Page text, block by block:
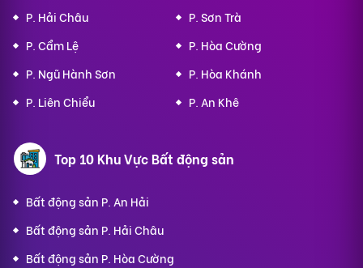
P. Hải Châu
P. Sơn Trà
P. Cẩm Lệ
P. Hòa Cường
P. Ngũ Hành Sơn
P. Hòa Khánh
P. Liên Chiểu
P. An Khê
Top 10 Khu Vực Bất động sản
Bất động sản P. An Hải
Bất động sản P. Hải Châu
Bất động sản P. Hòa Cường